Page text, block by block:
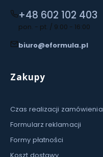
+48 602 102 403
pon. - pt. / 9:00 - 16:00
biuro@eformula.pl
Linki w stopce
Zakupy
Czas realizacji zamówienia
Formularz reklamacji
Formy płatności